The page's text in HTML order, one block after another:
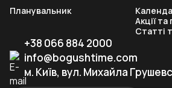
Планувальник
Акції та
Статті
+38 066 884 2000
info@bogushtime.com
м. Київ, вул. Михайла